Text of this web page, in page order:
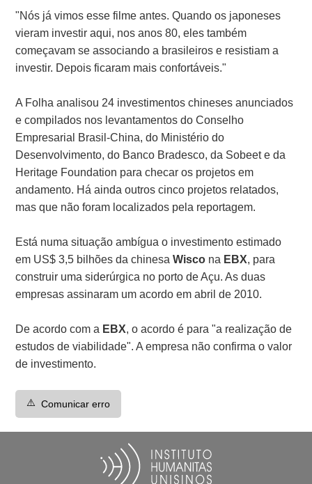
"Nós já vimos esse filme antes. Quando os japoneses
vieram investir aqui, nos anos 80, eles também
começavam se associando a brasileiros e resistiam a
investir. Depois ficaram mais confortáveis."
A Folha analisou 24 investimentos chineses anunciados
e compilados nos levantamentos do Conselho
Empresarial Brasil-China, do Ministério do
Desenvolvimento, do Banco Bradesco, da Sobeet e da
Heritage Foundation para checar os projetos em
andamento. Há ainda outros cinco projetos relatados,
mas que não foram localizados pela reportagem.
Está numa situação ambígua o investimento estimado
em US$ 3,5 bilhões da chinesaWisco na EBX, para
construir uma siderúrgica no porto de Açu. As duas
empresas assinaram um acordo em abril de 2010.
De acordo com a EBX, o acordo é para "a realização de
estudos de viabilidade". A empresa não confirma o valor
de investimento.
⚠️ Comunicar erro